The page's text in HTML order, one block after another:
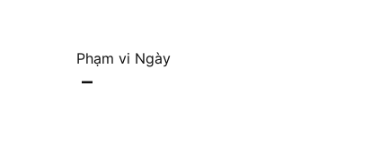
Phạm vi Ngày
–